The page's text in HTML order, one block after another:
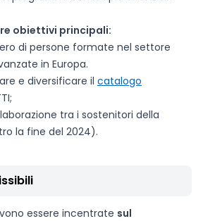
obiettivi principali:
di persone formate nel settore
in Europa.
e diversificare il catalogo
tra i sostenitori della
la fine del 2024).
essere incentrate sul